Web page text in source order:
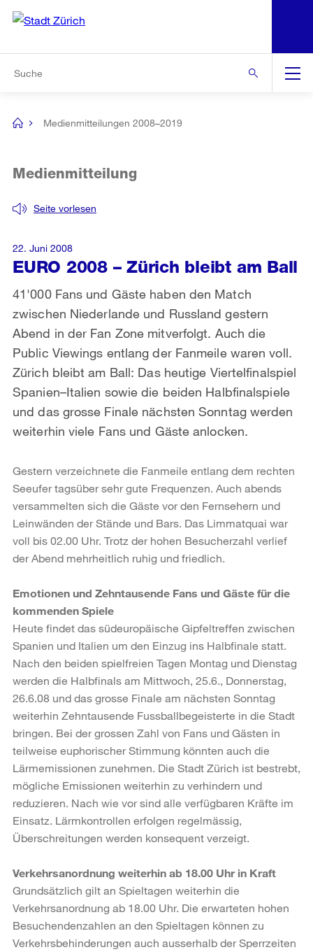
Navigation
[no
Medienmitteilungen 2008–2019
EURO 2008 – Zürich bleibt am Ball
Seite vorlesen
Medienmitteilung
41'000 Fans und Gäste haben den Match
zwischen Niederlande und Russland gestern
Abend in der Fan Zone mitverfolgt. Auch die
Public Viewings entlang der Fanmeile waren voll.
Zürich bleibt am Ball: Das heutige Viertelfinalspiel
Spanien–Italien sowie die beiden Halbfinalspiele
und das grosse Finale nächsten Sonntag werden
weiterhin viele Fans und Gäste anlocken.
22. Juni 2008
Gestern verzeichnete die Fanmeile entlang dem rechten
Seeufer tagsüber sehr gute Frequenzen. Auch abends
versammelten sich die Gäste vor den Fernsehern und
Leinwänden der Stände und Bars. Das Limmatquai war
voll bis 02.00 Uhr. Trotz der hohen Besucherzahl verlief
der Abend mehrheitlich ruhig und friedlich.
Emotionen und Zehntausende Fans und Gäste für die
kommenden Spiele
Heute findet das südeuropäische Gipfeltreffen zwischen
Spanien und Italien um den Einzug ins Halbfinale statt.
Nach den beiden spielfreien Tagen Montag und Dienstag
werden die Halbfinals am Mittwoch, 25.6., Donnerstag,
26.6.08 und das grosse Finale am nächsten Sonntag
weiterhin Zehntausende Fussballbegeisterte in die Stadt
bringen. Bei der grossen Zahl von Fans und Gästen in
teilweise euphorischer Stimmung könnten auch die
Lärmemissionen zunehmen. Die Stadt Zürich ist bestrebt,
mögliche Emissionen weiterhin zu verhindern und
reduzieren. Nach wie vor sind alle verfügbaren Kräfte im
Einsatz. Lärmkontrollen erfolgen regelmässig,
Überschreitungen werden konsequent verzeigt.
Verkehrsanordnung weiterhin ab 18.00 Uhr in Kraft
Grundsätzlich gilt an Spieltagen weiterhin die
Verkehrsanordnung ab 18.00 Uhr. Die erwarteten hohen
Besuchendenzahlen an den Spieltagen können zu
Verkehrsbehinderungen auch ausserhalb der Sperrzeiten